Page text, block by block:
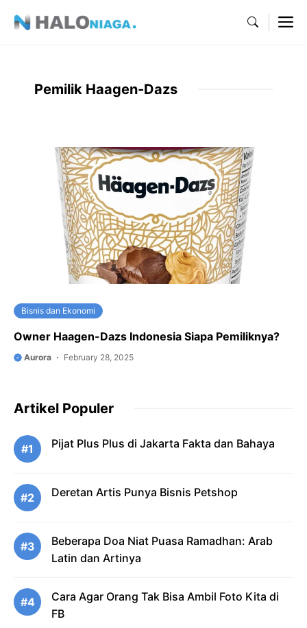
Pemilik Haagen-Dazs
Bisnis dan Ekonomi
Owner Haagen-Dazs Indonesia Siapa Pemiliknya?
Aurora February 28, 2025
Artikel Populer
#1 Pijat Plus Plus di Jakarta Fakta dan Bahaya
#2 Deretan Artis Punya Bisnis Petshop
#3
Beberapa Doa Niat Puasa Ramadhan: Arab
Latin dan Artinya
#4
Cara Agar Orang Tak Bisa Ambil Foto Kita di
FB